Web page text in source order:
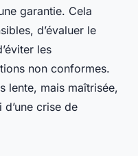
garantie. Cela
d’évaluer le
les
non conformes.
lente, mais maîtrisée,
crise de